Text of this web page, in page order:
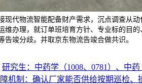
现代物流智能配备财产需求，沉点调查从
维办理，就订单班培育方针、专业标的目的
告竣分歧。并取京东物流告竣合做共识。
研究生：中药学（1008、0781）、中药
机制：确认厂家能否供给按期巡检、